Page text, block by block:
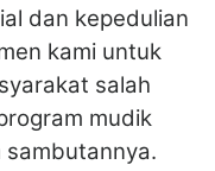
dan kepedulian
kami untuk
salah
mudik
sambutannya.